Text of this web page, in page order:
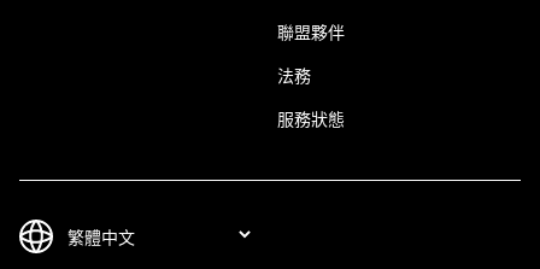
聯盟夥伴
法務
服務狀態